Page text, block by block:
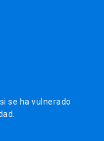
se ha vulnerado